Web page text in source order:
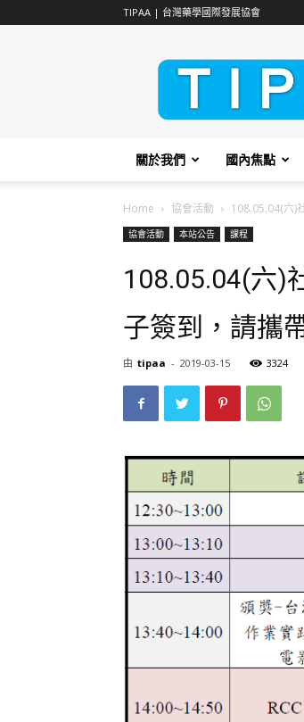
TIPAA | 台灣藥學國際發展協會
關於我們 國內焦點
Home 協會活動 108.05.04(六)
協會活動 本站公告 課程
108.05.04(六)
子簽到，請攜
由 tipaa - 2019-03-15 3324